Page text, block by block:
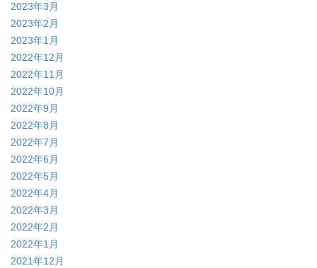
2023年3月
2023年2月
2023年1月
2022年12月
2022年11月
2022年10月
2022年9月
2022年8月
2022年7月
2022年6月
2022年5月
2022年4月
2022年3月
2022年2月
2022年1月
2021年12月